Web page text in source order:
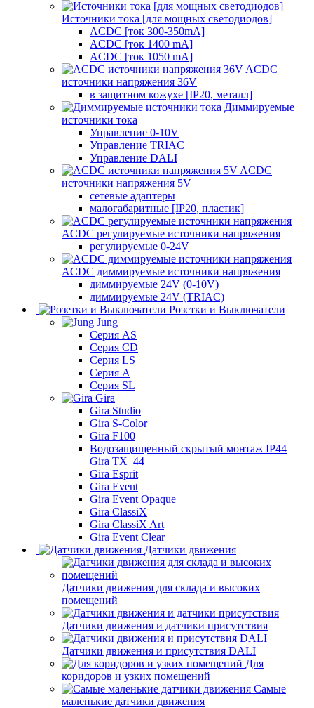
Источники тока [для мощных светодиодов]
ACDC [ток 300-350mA]
ACDC [ток 1400 mA]
ACDC [ток 1050 mA]
ACDC
источники напряжения 36V
в защитном кожухе [IP20, металл]
Диммируемые
источники тока
Управление 0-10V
Управление TRIAC
Управление DALI
ACDC
источники напряжения 5V
сетевые адаптеры
малогабаритные [IP20, пластик]
ACDC регулируемые источники напряжения
регулируемые 0-24V
ACDC диммируемые источники напряжения
диммируемые 24V (0-10V)
диммируемые 24V (TRIAC)
Розетки и Выключатели
Jung
Серия AS
Серия CD
Серия LS
Серия A
Серия SL
Gira
Gira Studio
Gira S-Color
Gira F100
Водозащищенный скрытый монтаж IP44
Gira TX_44
Gira Esprit
Gira Event
Gira Event Opaque
Gira ClassiX
Gira ClassiX Art
Gira Event Clear
Датчики движения
Датчики движения для склада и высоких
помещений
Датчики движения и датчики присутствия
Датчики движения и присутствия DALI
Для
коридоров и узких помещений
Самые
маленькие датчики движения